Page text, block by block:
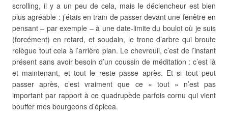
scrolling, il y a un peu de cela, mais le déclencheur est bien
plus agréable : j’étais en train de passer devant une fenêtre en
pensant – par exemple – à une date-limite du boulot où je suis
(forcément) en retard, et soudain, le tronc d’arbre qui broute
relègue tout cela à l’arrière plan. Le chevreuil, c’est de l’instant
présent sans avoir besoin d’un coussin de méditation : c’est là
et maintenant, et tout le reste passe après. Et si tout peut
passer après, c’est vraiment que ce « tout » n’est pas
important par rapport à ce quadrupède parfois cornu qui vient
bouffer mes bourgeons d’épicea.